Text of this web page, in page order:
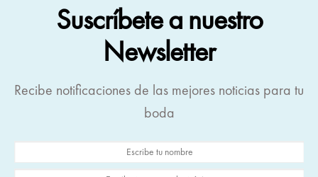
Suscríbete a nuestro
Newsletter
Recibe notificaciones de las mejores noticias para tu
boda